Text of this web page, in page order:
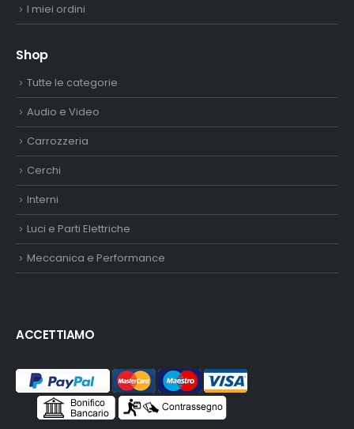
I miei ordini
Shop
Tutte le categorie
Audio e Video
Carrozzeria
Cerchi
Interni
Luci e Parti Elettriche
Meccanica e Performance
ACCETTIAMO